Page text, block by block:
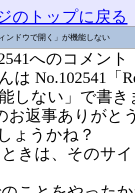
のトップに戻る
ンドウで開く」が機能しない
へのコメント
は No.102541「
しない」で書き
お返事ありがと
ょうかね？
きは、そのサ